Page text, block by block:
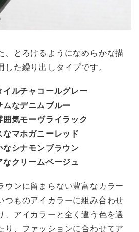
、とろけるようになめらかな描
た繰り出しタイプです。
ルチャコールグレー
なデニムブルー
気モーヴライラック
マホガニーレッド
シナモンブラウン
クリームベージュ
ウンに留まらない豊富なカラー
つものアイカラーに組み合わせ
、アイカラーと全く違う色を選
り、ファッションに合わせてア